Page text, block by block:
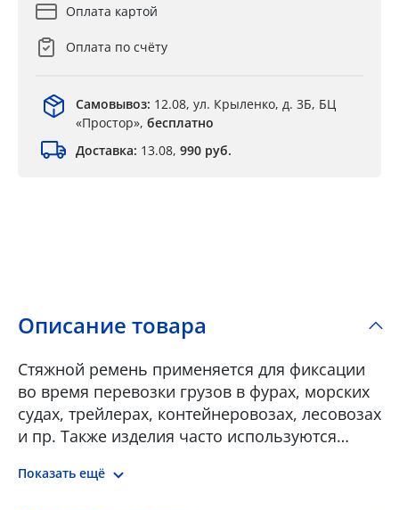
Оплата картой
Оплата по счёту
Самовывоз: 12.08, ул. Крыленко, д. 3Б, БЦ
«Простор», бесплатно
Доставка: 13.08, 990 руб.
Описание товара
Стяжной ремень применяется для фиксации
во время перевозки грузов в фурах, морских
судах, трейлерах, контейнеровозах, лесовозах
и пр. Также изделия часто используются
Ремни крепления груза состоят из прочной
Показать ещё